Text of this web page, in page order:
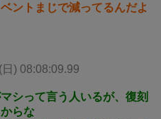
ントまじで減ってるんだよ
) 08:08:09.99
シって言う人いるが、復刻
らな